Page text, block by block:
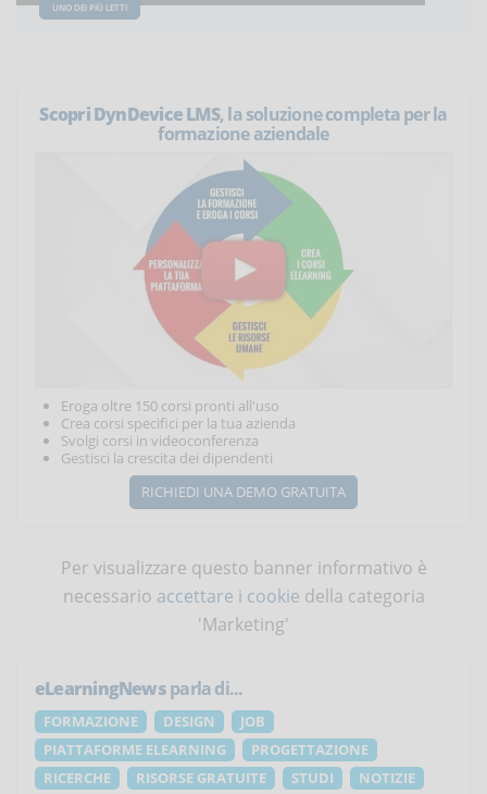
UNO DEI PIÙ LETTI
Scopri DynDevice LMS, la soluzione completa per la
formazione aziendale
Eroga oltre 150 corsi pronti all'uso
Crea corsi specifici per la tua azienda
Svolgi corsi in videoconferenza
Gestisci la crescita dei dipendenti
RICHIEDI UNA DEMO GRATUITA
Per visualizzare questo banner informativo è
necessario accettare i cookie della categoria
'Marketing'
eLearningNewsparla di...
FORMAZIONE DESIGN
JOB
PIATTAFORME ELEARNING
PROGETTAZIONE
RICERCHE
RISORSE GRATUITE STUDI
NOTIZIE